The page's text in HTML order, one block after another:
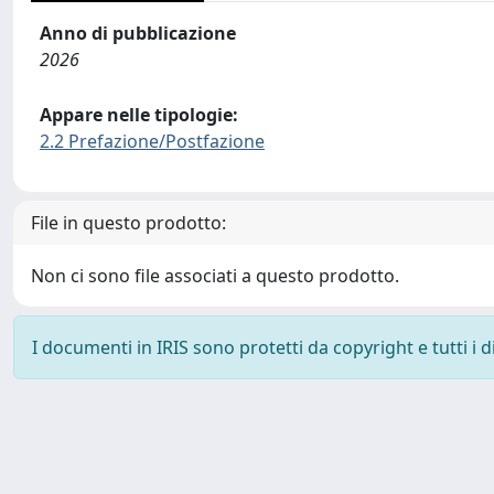
Anno di pubblicazione
2026
Appare nelle tipologie:
2.2 Prefazione/Postfazione
File in questo prodotto:
Non ci sono file associati a questo prodotto.
I documenti in IRIS sono protetti da copyright e tutti i